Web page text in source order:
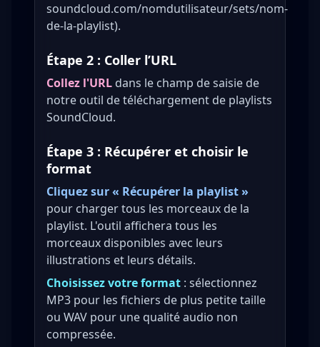
soundcloud.com/nomdutilisateur/sets/nom-
de-la-playlist).
Étape 2 : Coller l’URL
Collez l'URL dans le champ de saisie de
notre outil de téléchargement de playlists
SoundCloud.
Étape 3 : Récupérer et choisir le
format
Cliquez sur « Récupérer la playlist »
pour charger tous les morceaux de la
playlist. L'outil affichera tous les
morceaux disponibles avec leurs
illustrations et leurs détails.
Choisissez votre format : sélectionnez
MP3 pour les fichiers de plus petite taille
ou WAV pour une qualité audio non
compressée.